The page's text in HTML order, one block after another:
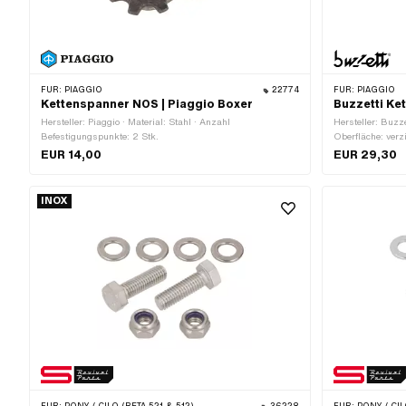
FÜR: PIAGGIO 22774
Kettenspanner NOS | Piaggio Boxer
Hersteller: Piaggio · Material: Stahl · Anzahl
Befestigungspunkte: 2 Stk.
EUR 14,00
FÜR: PIAGGIO
Buzzetti
Hersteller:
Oberfläche:
M8x1.25
EUR 29,30
INOX